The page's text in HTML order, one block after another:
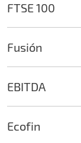
FTSE 100
Fusión
EBITDA
Ecofin